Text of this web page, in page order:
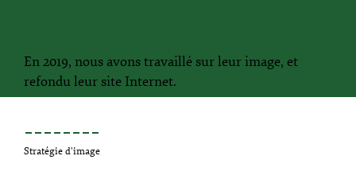
En 2019, nous avons travaillé sur leur image, et
refondu leur site Internet.
Stratégie d'image